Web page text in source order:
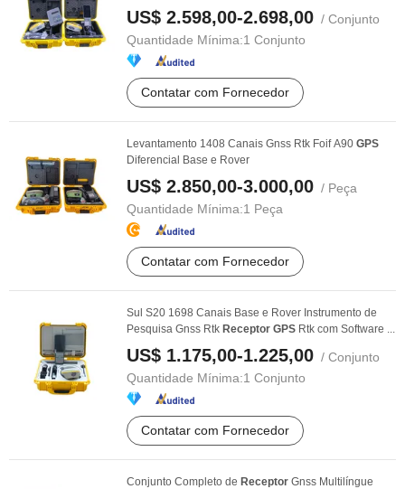
Função ...
US$ 2.598,00-2.698,00 / Conjunto
Quantidade Mínima:1 Conjunto
Contatar com Fornecedor
Levantamento 1408 Canais Gnss Rtk Foif A90 GPS
Diferencial Base e Rover
US$ 2.850,00-3.000,00 / Peça
Quantidade Mínima:1 Peça
Contatar com Fornecedor
Sul S20 1698 Canais Base e Rover Instrumento de
Pesquisa Gnss Rtk Receptor GPS Rtk com Software ...
US$ 1.175,00-1.225,00 / Conjunto
Quantidade Mínima:1 Conjunto
Contatar com Fornecedor
Conjunto Completo de Receptor Gnss Multilíngue